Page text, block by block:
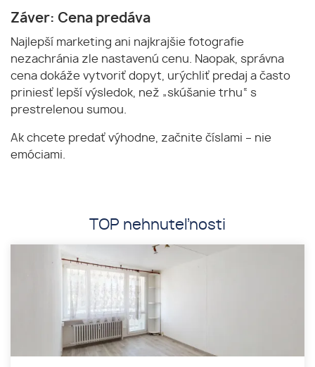
Záver: Cena predáva
Najlepší marketing ani najkrajšie fotografie
nezachránia zle nastavenú cenu. Naopak, správna
cena dokáže vytvoriť dopyt, urýchliť predaj a často
priniesť lepší výsledok, než „skúšanie trhu“ s
prestrelenou sumou.
Ak chcete predať výhodne, začnite číslami – nie
emóciami.
TOP nehnuteľnosti